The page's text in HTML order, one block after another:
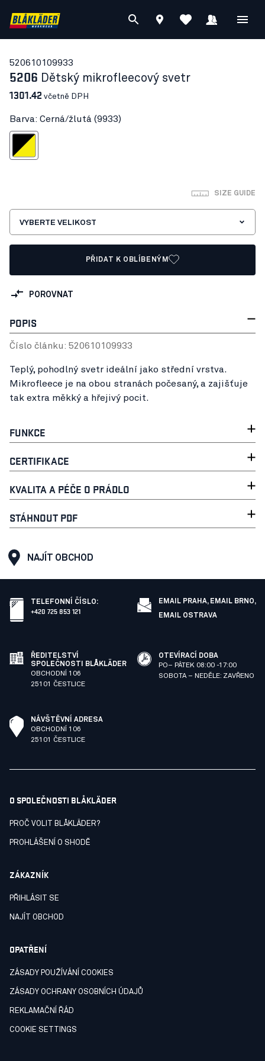
520610109933
5206 Dětský mikrofleecový svetr
1301.42 včetně DPH
Barva: Cerná/žlutá (9933)
Cerná/žlutá
SIZE GUIDE
VYBERTE VELIKOST
PŘIDAT K OBLÍBENÝM
POROVNAT
POPIS
Číslo článku: 520610109933
Teplý, pohodlný svetr ideální jako střední vrstva.
Mikrofleece je na obou stranách počesaný, a zajišťuje
tak extra měkký a hřejivý pocit.
FUNKCE
CERTIFIKACE
KVALITA A PÉČE O PRÁDLO
STÁHNOUT PDF
NAJÍT OBCHOD
TELEFONNÍ ČÍSLO:
+420 725 853 121
EMAIL PRAHA, EMAIL BRNO,
EMAIL OSTRAVA
ŘEDITELSTVÍ
SPOLEČNOSTI BLÅKLÄDER
OBCHODNÍ 106
25101 ČESTLICE
OTEVÍRACÍ DOBA
PO– PÁTEK 08:00 -17:00
SOBOTA – NEDĚLE: ZAVŘENO
NÁVŠTĚVNÍ ADRESA
OBCHODNÍ 106
25101 ČESTLICE
O SPOLEČNOSTI BLÅKLÄDER
PROČ VOLIT BLÅKLÄDER?
PROHLÁŠENÍ O SHODĚ
ZÁKAZNÍK
PŘIHLÁSIT SE
NAJÍT OBCHOD
OPATŘENÍ
ZÁSADY POUŽÍVÁNÍ COOKIES
ZÁSADY OCHRANY OSOBNÍCH ÚDAJŮ
REKLAMAČNÍ ŘÁD
COOKIE SETTINGS